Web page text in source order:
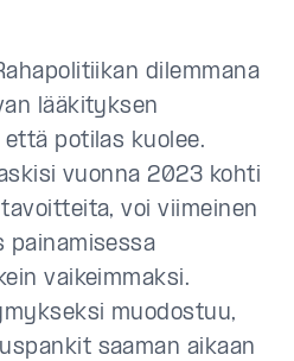
dilemmana
lääkityksen
potilas kuolee.
vuonna 2023 kohti
voi viimeinen
painamisessa
vaikeimmaksi.
muodostuu,
saaman aikaan